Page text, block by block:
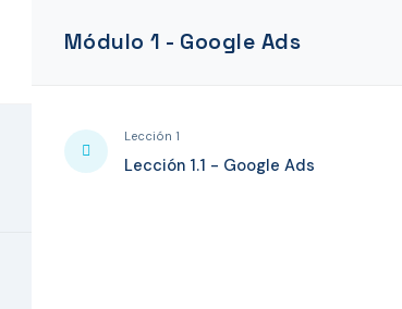
Módulo 1 - Google Ads
Lección 1
Lección 1.1 - Google Ads